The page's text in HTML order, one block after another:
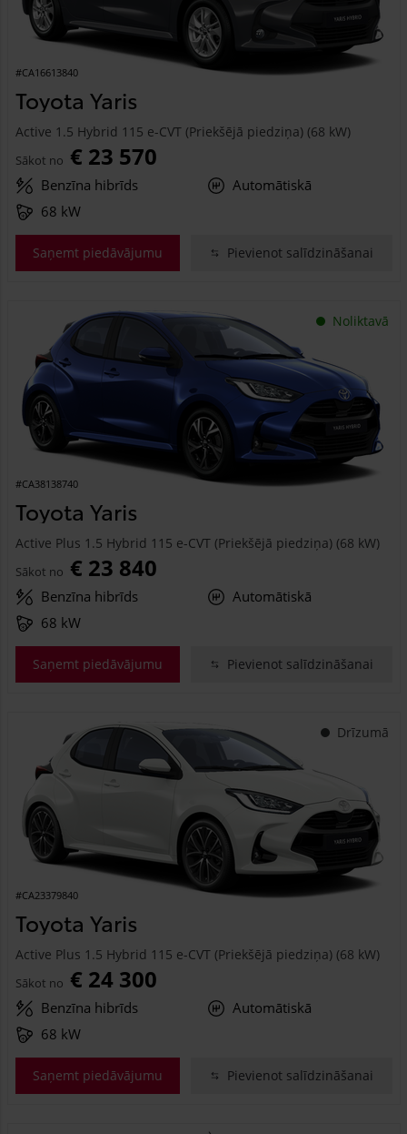
#CA16613840
Toyota Yaris
Active 1.5 Hybrid 115 e-CVT (Priekšējā piedziņa) (68 kW)
Sākot no € 23 570
Benzīna hibrīds
Automātiskā
68 kW
Saņemt piedāvājumu Pievienot salīdzināšanai
Noliktavā
#CA38138740
Toyota Yaris
Active Plus 1.5 Hybrid 115 e-CVT (Priekšējā piedziņa) (68 kW)
Sākot no € 23 840
Benzīna hibrīds
Automātiskā
68 kW
Saņemt piedāvājumu Pievienot salīdzināšanai
Drīzumā
#CA23379840
Toyota Yaris
Active Plus 1.5 Hybrid 115 e-CVT (Priekšējā piedziņa) (68 kW)
Sākot no € 24 300
Benzīna hibrīds
Automātiskā
68 kW
Saņemt piedāvājumu Pievienot salīdzināšanai